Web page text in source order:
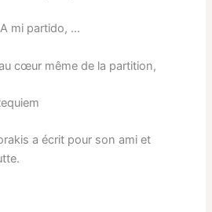
mi partido, …
cœur même de la partition,
a écrit pour son ami et